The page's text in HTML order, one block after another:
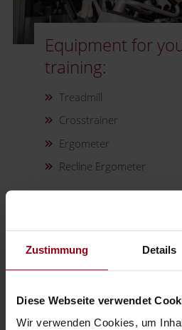
Zustimmung Details
Diese Webseite verwendet
Wir verwenden Cookies, um
Equipment for
training:
Treadmill
Crosstrainer
Ergometer
Recline Ergometer
Equipment for your
Seated Row